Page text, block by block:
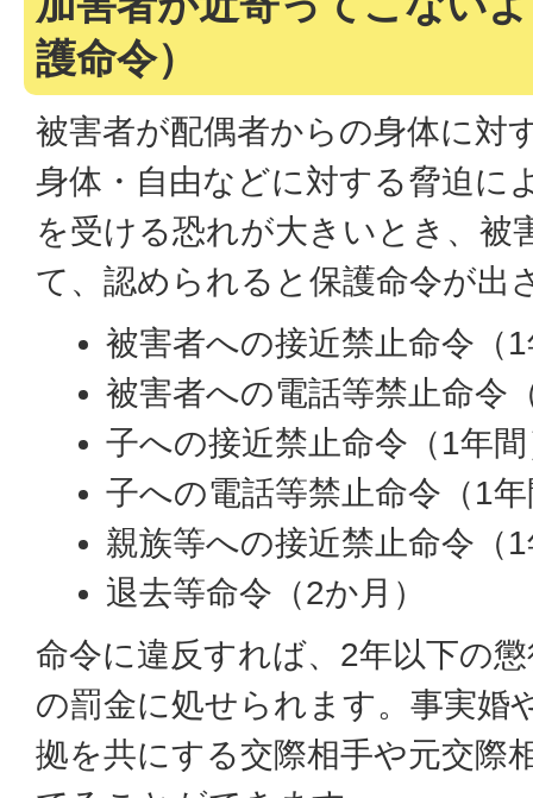
護命令）
被害者が配偶者からの身体に対
身体・自由などに対する脅迫に
を受ける恐れが大きいとき、被
て、認められると保護命令が出
被害者への接近禁止命令（
被害者への電話等禁止命令
子への接近禁止命令（1年
子への電話等禁止命令（1
親族等への接近禁止命令（
退去等命令（2か月）
命令に違反すれば、2年以下の
の罰金に処せられます。事実婚
拠を共にする交際相手や元交際